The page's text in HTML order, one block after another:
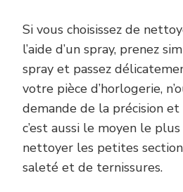
Si vous choisissez de
l’aide d’un spray, prenez
spray et passez
votre pièce d’horlogerie,
demande de la précision et
c’est aussi le moyen le
nettoyer les petites
saleté et de ternissures.